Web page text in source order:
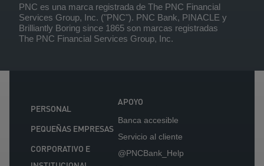
PNC es una marca registrada de The PNC Financial
Services Group, Inc. ("PNC"). PNC Bank, PINACLE y
Brilliantly Boring since 1865 son marcas registradas
The PNC Financial Services Group, Inc.
PERSONAL
PEQUEÑAS EMPRESAS
CORPORATIVO E
APOYO
Banca accesible
Servicio al cliente
@PNCBank_Help